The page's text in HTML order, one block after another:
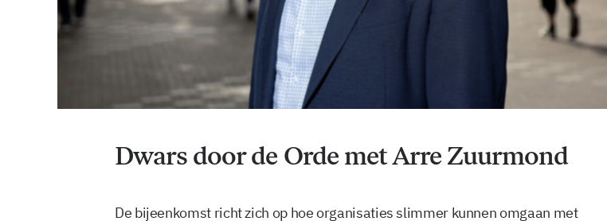
Dwars door de Orde met Arre Zuurmond
De bijeenkomst richt zich op hoe organisaties slimmer kunnen omgaan met